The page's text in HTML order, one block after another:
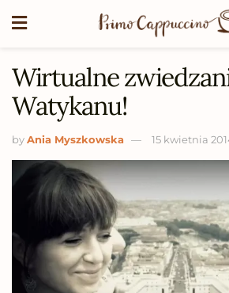
Wirtualne
Watykanu!
byAnia Myszkowska 15 kwietnia